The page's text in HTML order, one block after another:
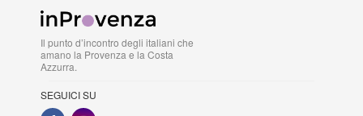
Il punto d’incontro degli italiani che
amano la Provenza e la Costa
Azzurra.
SEGUICI SU